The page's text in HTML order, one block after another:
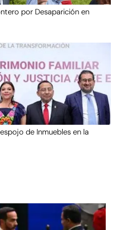
por Desaparición en
de Inmuebles en la